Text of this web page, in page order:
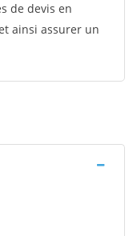
de devis en
ainsi assurer un